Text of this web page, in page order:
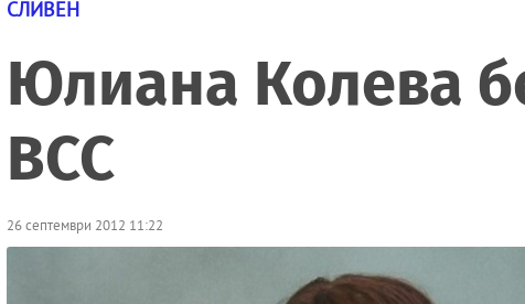
СЛИВЕН
Юлиана Колева
ВСС
26 септември 2012 11:22